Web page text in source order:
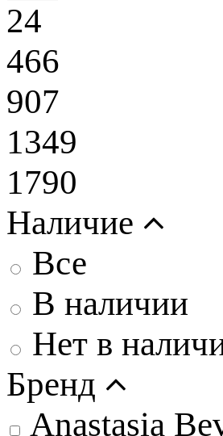
24
466
907
1349
1790
Наличие
Все
В наличии
Нет в
Бренд
Anastasia